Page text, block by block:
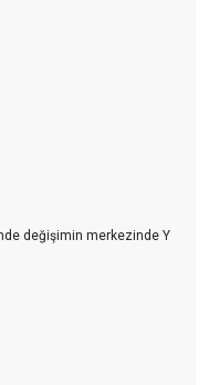
değişimin merkezinde Y